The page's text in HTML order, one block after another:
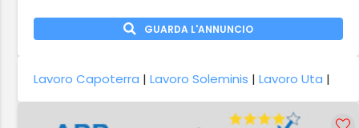
GUARDA L'ANNUNCIO
Lavoro Capoterra |Lavoro Soleminis |Lavoro Uta |